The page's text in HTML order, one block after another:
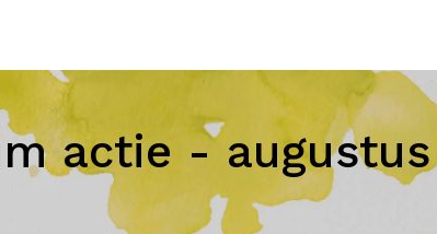
actie - augustus